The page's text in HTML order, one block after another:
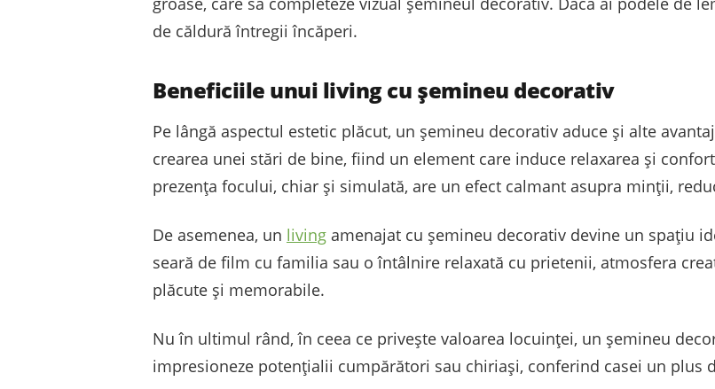
de căldură întregii încăperi.
Beneficiile unui living cu șemineu decorativ
Pe lângă aspectul estetic plăcut, un șemineu decorativ aduce și alte
crearea unei stări de bine, fiind un element care induce relaxarea și
prezența focului, chiar și simulată, are un efect calmant asupra minții,
De asemenea, un living amenajat cu șemineu decorativ devine un spațiu
seară de film cu familia sau o întâlnire relaxată cu prietenii, atmosfera
plăcute și memorabile.
Nu în ultimul rând, în ceea ce privește valoarea locuinței, un șemineu
impresioneze potențialii cumpărători sau chiriași, conferind casei un plus